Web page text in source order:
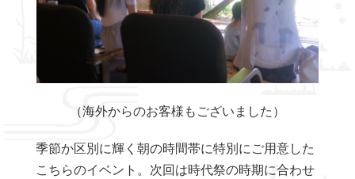
（海外からのお客様もございました）
季節か区別に輝く朝の時間帯に特別にご用意した
こちらのイベント。次回は時代祭の時期に合わせ